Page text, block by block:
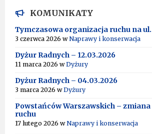
KOMUNIKATY
Tymczasowa organizacja ruchu na
3 czerwca 2026 wNaprawy i konserwacja
Dyżur Radnych – 12.03.2026
11 marca 2026 wDyżury
Dyżur Radnych – 04.03.2026
3 marca 2026 wDyżury
Powstańców Warszawskich –
ruchu
17 lutego 2026 wNaprawy i konserwacja